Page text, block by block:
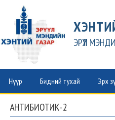
ЭРҮҮЛ
Нүүр Бидний тухай Эрх
АНТИБИОТИК-2